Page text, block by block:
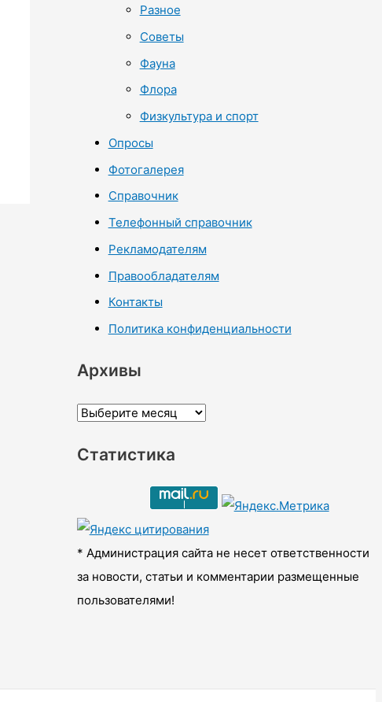
Разное
Советы
Фауна
Флора
Физкультура и спорт
Опросы
Фотогалерея
Справочник
Телефонный справочник
Рекламодателям
Правообладателям
Контакты
Политика конфиденциальности
Архивы
А
х
ы
Статистика
* Администрация сайта не несет ответственности
за новости, статьи и комментарии размещенные
пользователями!